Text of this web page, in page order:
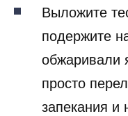
Выложите
подержите
обжаривали
просто
запекания и